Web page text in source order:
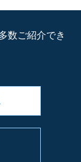
数ご紹介でき